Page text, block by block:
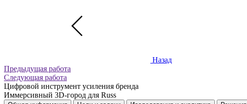
Назад
Предыдущая работа
Следующая работа
Цифровой инструмент усиления бренда
Иммерсивный 3D-город для Russ